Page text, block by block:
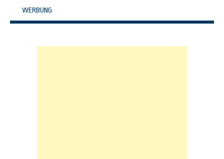
WERBUNG